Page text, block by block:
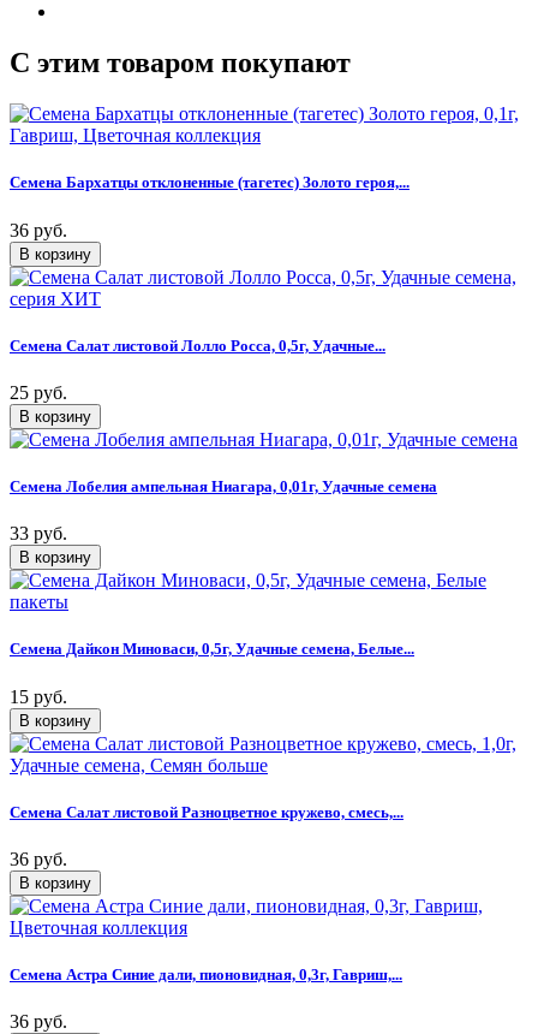
C этим товаром покупают
Семена Бархатцы отклоненные (тагетес) Золото героя,...
36 руб.
Семена Салат листовой Лолло Росса, 0,5г, Удачные...
25 руб.
Семена Лобелия ампельная Ниагара, 0,01г, Удачные семена
33 руб.
Семена Дайкон Миноваси, 0,5г, Удачные семена, Белые...
15 руб.
Семена Салат листовой Разноцветное кружево, смесь,...
36 руб.
Семена Астра Синие дали, пионовидная, 0,3г, Гавриш,...
36 руб.